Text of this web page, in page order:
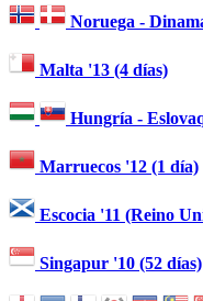
Noruega -
Malta '13 (4 días)
Hungría -
Marruecos '12 (1 día)
Escocia '11 (Reino
Singapur '10 (52 días)